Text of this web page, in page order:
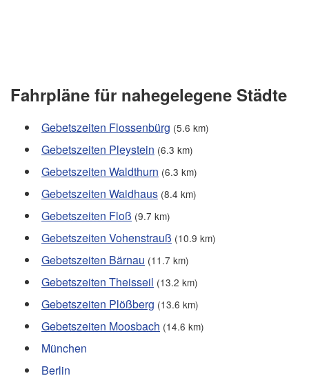
Fahrpläne für nahegelegene Städte
Gebetszeiten Flossenbürg (5.6 km)
Gebetszeiten Pleystein (6.3 km)
Gebetszeiten Waldthurn (6.3 km)
Gebetszeiten Waidhaus (8.4 km)
Gebetszeiten Floß (9.7 km)
Gebetszeiten Vohenstrauß (10.9 km)
Gebetszeiten Bärnau (11.7 km)
Gebetszeiten Theisseil (13.2 km)
Gebetszeiten Plößberg (13.6 km)
Gebetszeiten Moosbach (14.6 km)
München
Berlin